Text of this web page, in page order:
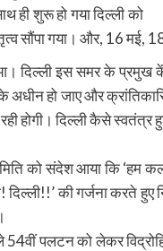
ही शुरू हो गया दिल्ली को
गया। और, 16 मई,
दिल्ली इस समर के प्रमुख
हो जाए और
होगी। दिल्ली कैसे स्वतंत्र
को संदेश आया कि ‘हम
की गर्जना करते
पलटन को लेकर